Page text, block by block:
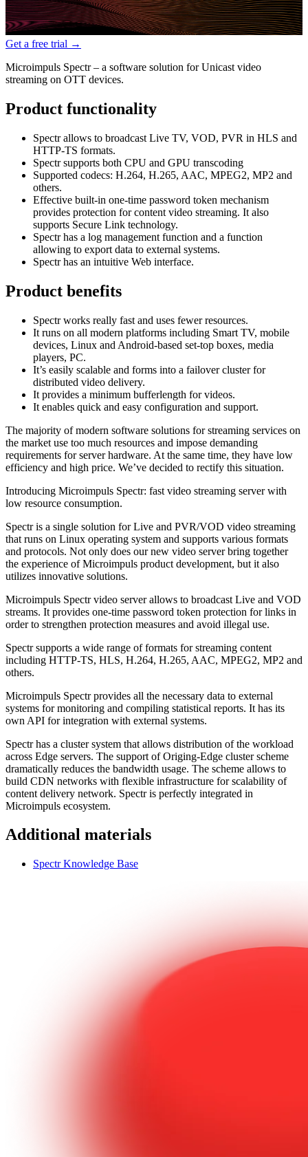
Get a free trial →
Microimpuls Spectr – a software solution for Unicast video
streaming on OTT devices.
Product functionality
Spectr allows to broadcast Live TV, VOD, PVR in HLS and
HTTP-TS formats.
Spectr supports both CPU and GPU transcoding
Supported codecs: H.264, H.265, AAC, MPEG2, MP2 and
others.
Effective built-in one-time password token mechanism
provides protection for content video streaming. It also
supports Secure Link technology.
Spectr has a log management function and a function
allowing to export data to external systems.
Spectr has an intuitive Web interface.
Product benefits
Spectr works really fast and uses fewer resources.
It runs on all modern platforms including Smart TV, mobile
devices, Linux and Android-based set-top boxes, media
players, PC.
It’s easily scalable and forms into a failover cluster for
distributed video delivery.
It provides a minimum bufferlength for videos.
It enables quick and easy configuration and support.
The majority of modern software solutions for streaming services on
the market use too much resources and impose demanding
requirements for server hardware. At the same time, they have low
efficiency and high price. We’ve decided to rectify this situation.
Introducing Microimpuls Spectr: fast video streaming server with
low resource consumption.
Spectr is a single solution for Live and PVR/VOD video streaming
that runs on Linux operating system and supports various formats
and protocols. Not only does our new video server bring together
the experience of Microimpuls product development, but it also
utilizes innovative solutions.
Microimpuls Spectr video server allows to broadcast Live and VOD
streams. It provides one-time password token protection for links in
order to strengthen protection measures and avoid illegal use.
Spectr supports a wide range of formats for streaming content
including HTTP-TS, HLS, H.264, H.265, AAC, MPEG2, MP2 and
others.
Microimpuls Spectr provides all the necessary data to external
systems for monitoring and compiling statistical reports. It has its
own API for integration with external systems.
Spectr has a cluster system that allows distribution of the workload
across Edge servers. The support of Origing-Edge cluster scheme
dramatically reduces the bandwidth usage. The scheme allows to
build CDN networks with flexible infrastructure for scalability of
content delivery network. Spectr is perfectly integrated in
Microimpuls ecosystem.
Additional materials
Spectr Knowledge Base